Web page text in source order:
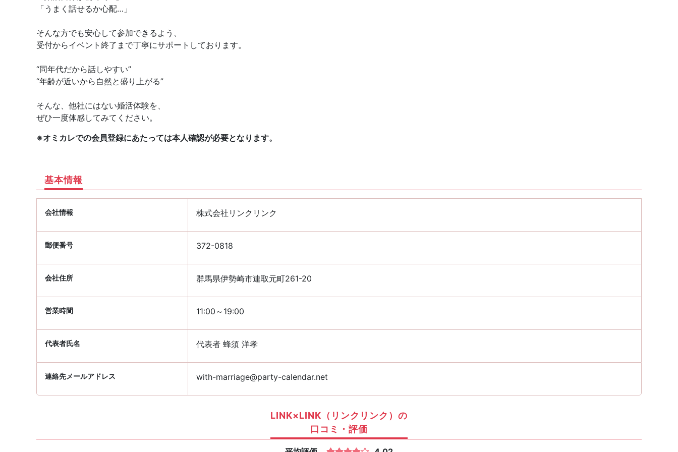
「うまく話せるか心配…」
そんな方でも安心して参加できるよう、
受付からイベント終了まで丁寧にサポートしております。
“同年代だから話しやすい”
“年齢が近いから自然と盛り上がる”
そんな、他社にはない婚活体験を、
ぜひ一度体感してみてください。
※オミカレでの会員登録にあたっては本人確認が必要となります。
基本情報
会社情報 株式会社リンクリンク
郵便番号 372-0818
会社住所 群馬県伊勢崎市連取元町261-20
営業時間 11:00～19:00
代表者氏名 代表者 蜂須 洋孝
連絡先メールアドレス with-marriage@party-calendar.net
LINK×LINK（リンクリンク）の
口コミ・評価